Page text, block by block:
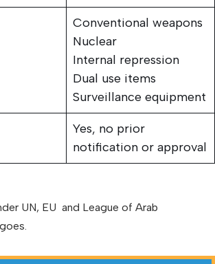
Conventional weapons
Nuclear
Internal repression
Dual use items
Surveillance equipment
Yes, no prior
notification or approval
UN, EU and League of Arab